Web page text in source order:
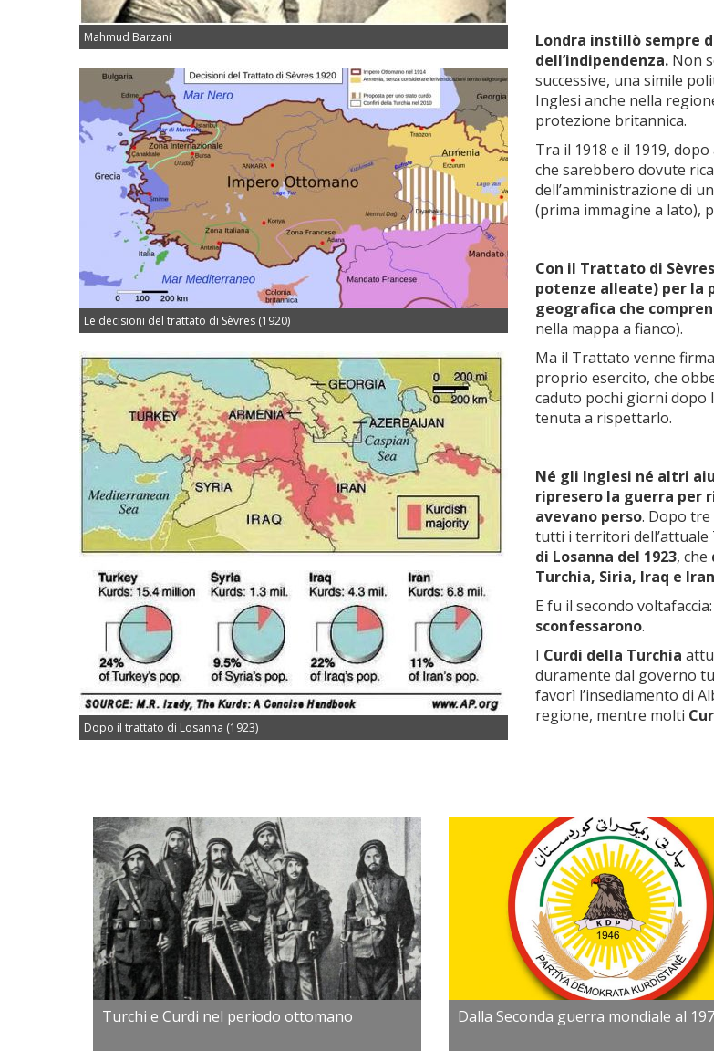
Mahmud Barzani
Le decisioni del trattato di Sèvres (1920)
Dopo il trattato di Losanna (1923)
Londra instillò sempre
dell’indipendenza. Non
successive, una simile
Inglesi anche nella
protezione britannica.
Tra il 1918 e il 1919,
che sarebbero dovute
dell’amministrazione di
(prima immagine a lato),
Con il Trattato di
potenze alleate) per la
geografica che
nella mappa a fianco).
Ma il Trattato venne
proprio esercito, che
caduto pochi giorni dopo
tenuta a rispettarlo.
Né gli Inglesi né altri
ripresero la guerra per
avevano perso. Dopo
tutti i territori dell’attuale
di Losanna del 1923, che
Turchia, Siria, Iraq e Iran
E fu il secondo voltafaccia:
sconfessarono.
I Curdi della Turchia
duramente dal governo
favorì l’insediamento di
regione, mentre molti
Turchi e Curdi nel periodo ottomano Dalla Seconda guerra mondiale al